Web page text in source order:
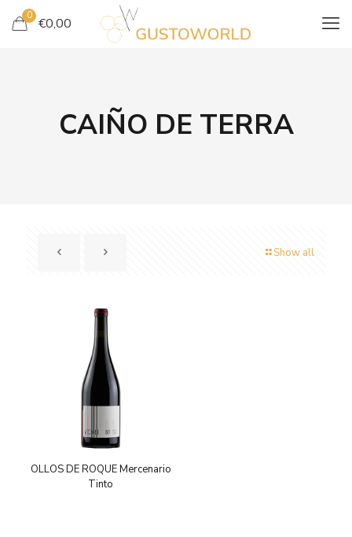
0 €0,00
CAIÑO DE TERRA
Show all
OLLOS DE ROQUE Mercenario
Tinto